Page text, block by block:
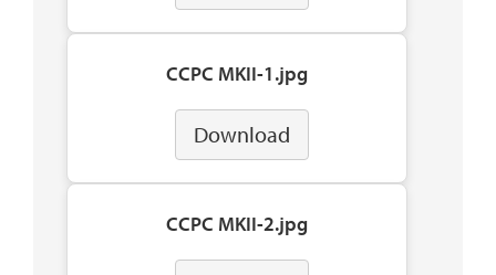
CCPC MKII-1.jpg
Download
CCPC MKII-2.jpg